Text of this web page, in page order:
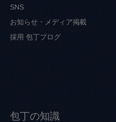
SNS
お知らせ・メディア掲載
採用 包丁ブログ
包丁の知識